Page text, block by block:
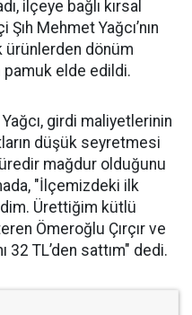
ilçeye bağlı kırsal
Mehmet Yağcı’nın
ürünlerden dönüm
pamuk elde edildi.
girdi maliyetlerinin
düşük seyretmesi
mağdur olduğunu
"İlçemizdeki ilk
Ürettiğim kütlü
Ömeroğlu Çırçır ve
32 TL’den sattım" dedi.